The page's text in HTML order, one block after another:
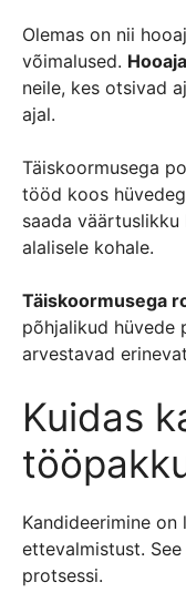
Olemas on nii
võimalused.
neile, kes otsivad
ajal.
Täiskoormusega
tööd koos
saada
alalisele kohale.
Täiskoormusega
põhjalikud hüvede
arvestavad
Kuidas
Kandideerimine
ettevalmistust.
protsessi.